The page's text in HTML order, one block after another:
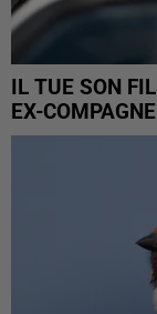
IL TUE SON
EX-